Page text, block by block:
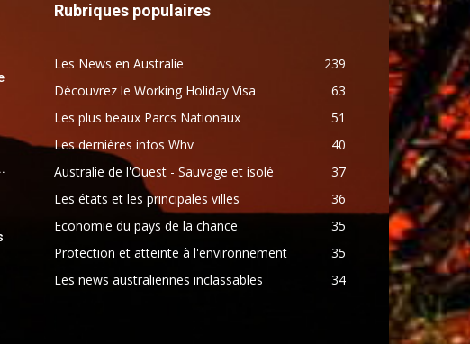
Rubriques populaires
Les News en Australie
239
Découvrez le Working Holiday Visa
63
Les plus beaux Parcs Nationaux
51
Les dernières infos Whv
40
Australie de l'Ouest - Sauvage et isolé
37
Les états et les principales villes
36
Economie du pays de la chance
35
Protection et atteinte à l'environnement
35
Les news australiennes inclassables
34